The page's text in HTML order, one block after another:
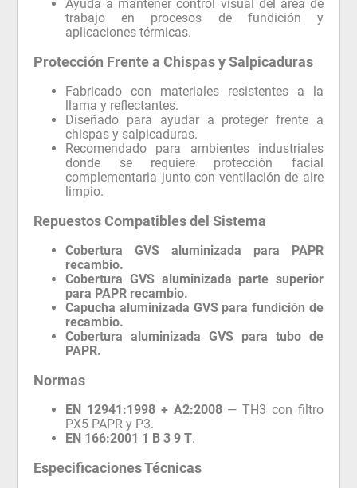
Ayuda a mantener control visual del área de
trabajo en procesos de fundición y
aplicaciones térmicas.
Protección Frente a Chispas y Salpicaduras
Fabricado con materiales resistentes a la
llama y reflectantes.
Diseñado para ayudar a proteger frente a
chispas y salpicaduras.
Recomendado para ambientes industriales
donde se requiere protección facial
complementaria junto con ventilación de aire
limpio.
Repuestos Compatibles del Sistema
Cobertura GVS aluminizada para PAPR
recambio.
Cobertura GVS aluminizada parte superior
para PAPR recambio.
Capucha aluminizada GVS para fundición de
recambio.
Cobertura aluminizada GVS para tubo de
PAPR.
Normas
EN 12941:1998 + A2:2008— TH3 con filtro
PX5 PAPR y P3.
EN 166:2001 1 B 3 9 T.
Especificaciones Técnicas